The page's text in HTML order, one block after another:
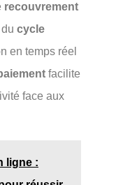
recouvrement
du cycle
en temps réel
facilite
face aux
ligne :